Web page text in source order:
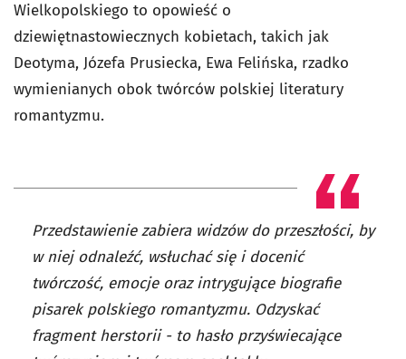
Wielkopolskiego to opowieść o
dziewiętnastowiecznych kobietach, takich jak
Deotyma, Józefa Prusiecka, Ewa Felińska, rzadko
wymienianych obok twórców polskiej literatury
romantyzmu.
Przedstawienie zabiera widzów do przeszłości, by
w niej odnaleźć, wsłuchać się i docenić
twórczość, emocje oraz intrygujące biografie
pisarek polskiego romantyzmu. Odzyskać
fragment herstorii - to hasło przyświecające